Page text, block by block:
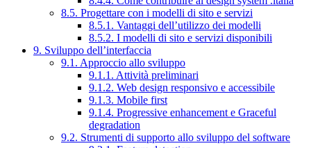
8.5. Progettare con i modelli di sito e servizi
8.5.1. Vantaggi dell’utilizzo dei modelli
8.5.2. I modelli di sito e servizi disponibili
9. Sviluppo dell’interfaccia
9.1. Approccio allo sviluppo
9.1.1. Attività preliminari
9.1.2. Web design responsivo e accessibile
9.1.3. Mobile first
9.1.4. Progressive enhancement e Graceful
degradation
9.2. Strumenti di supporto allo sviluppo del software